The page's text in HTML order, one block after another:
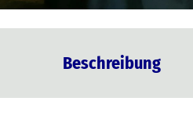
Beschreibung